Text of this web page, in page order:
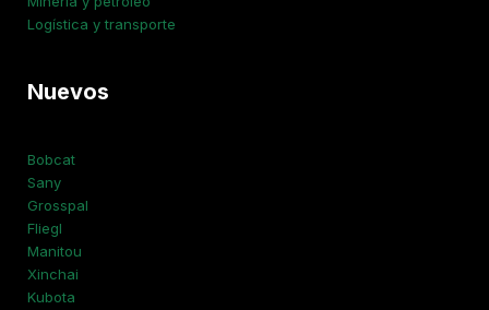
Logística y transporte
Nuevos
Bobcat
Sany
Grosspal
Fliegl
Manitou
Xinchai
Kubota